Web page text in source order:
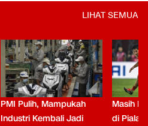
LIHAT SEMUA
PMI Pulih, Mampukah
Industri Kembali Jadi
Masih
di Piala